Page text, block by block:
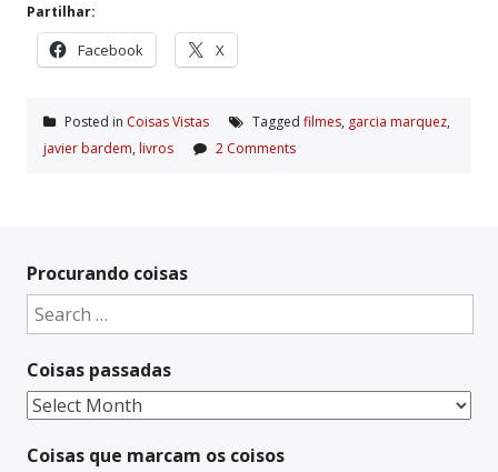
Partilhar:
Facebook X
Posted in Coisas Vistas Tagged filmes, garcia marquez,
javier bardem, livros 2 Comments
Procurando coisas
Search
for:
Coisas passadas
Coisas
Coisas que marcam os coisos